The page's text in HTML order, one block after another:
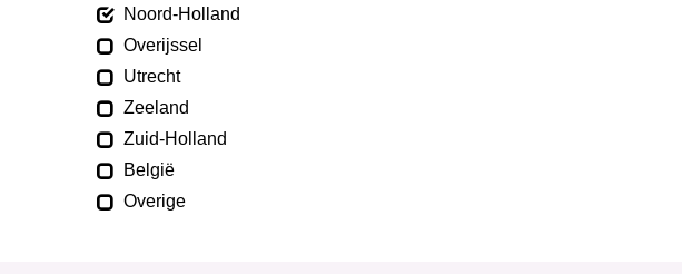
Noord-Holland
Overijssel
Utrecht
Zeeland
Zuid-Holland
België
Overige